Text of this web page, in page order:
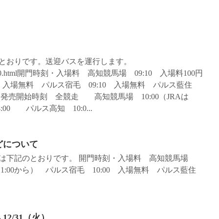
おりです。送迎バスを運行します。
開門時刻・入場料 高知競馬場 09:10 入場料100円
入場無料 パルス宿毛 09:10 入場無料 パルス藍住
発売開始時刻 全競走 高知競馬場 10:00（JRAは
パルス高知 10:0...
について
下記のとおりです。 開門時刻・入場料 高知競馬場
から） パルス宿毛 10:00 入場無料 パルス藍住